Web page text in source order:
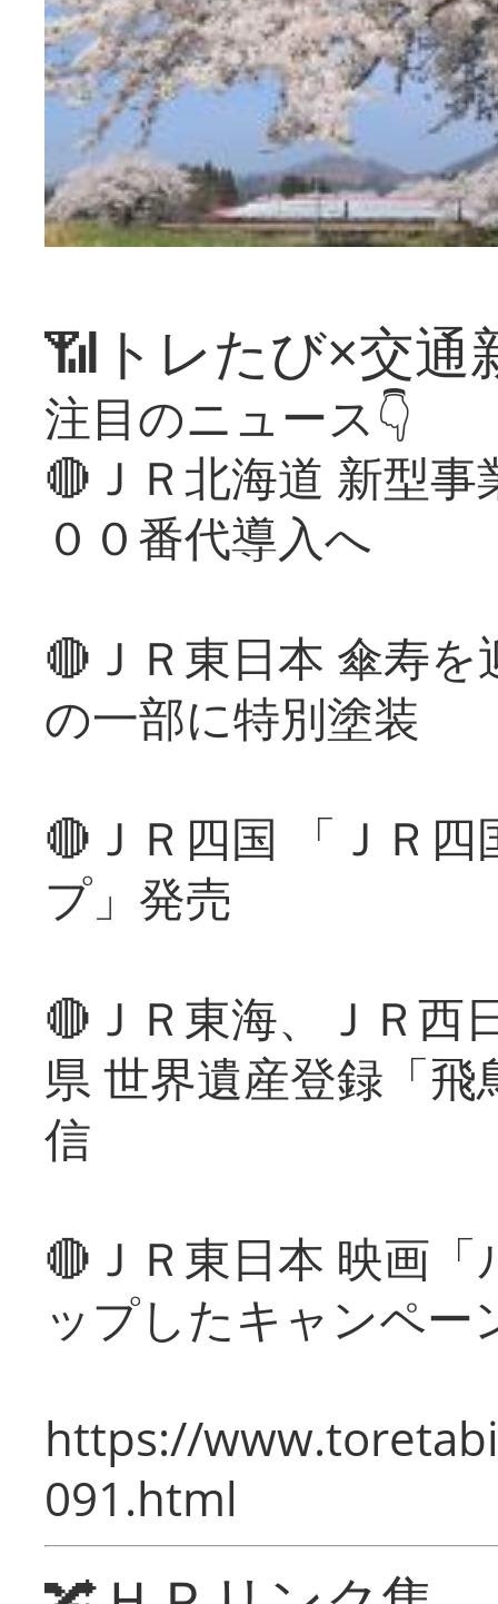
📶トレたび×交通
注目のニュース👇
🔴ＪＲ北海道 新型
００番代導入へ
🔴ＪＲ東日本 傘寿
の一部に特別塗装
🔴ＪＲ四国 「ＪＲ
プ」発売
🔴ＪＲ東海、ＪＲ西
県 世界遺産登録「
信
🔴ＪＲ東日本 映画
ップしたキャンペー
https://
091.html